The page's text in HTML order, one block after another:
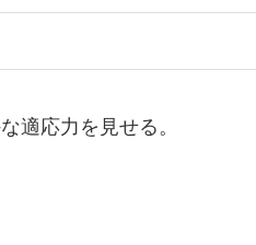
適応力を見せる。